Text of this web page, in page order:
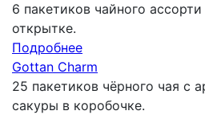
6 пакетиков чайного
открытке.
Подробнее
Gottan Charm
25 пакетиков чёрного чая с
сакуры в коробочке.